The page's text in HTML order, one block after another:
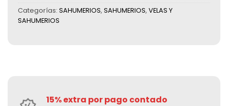
Categorías: SAHUMERIOS, SAHUMERIOS, VELAS Y
SAHUMERIOS
15% extra por pago contado